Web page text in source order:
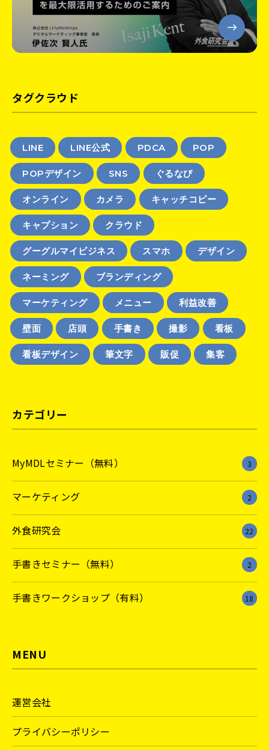
タグクラウド
LINE LINE公式 PDCA POP
POPデザイン SNS ぐるなび
オンライン カメラ キャッチコピー
キャプション クラウド
グーグルマイビジネス スマホ デザイン
ネーミング ブランディング
マーケティング メニュー 利益改善
壁面 店頭 手書き 撮影 看板
看板デザイン 筆文字 販促 集客
カテゴリー
MyMDLセミナー（無料） 3
マーケティング 2
外食研究会 22
手書きセミナー（無料） 2
手書きワークショップ（有料） 18
MENU
運営会社
プライバシーポリシー